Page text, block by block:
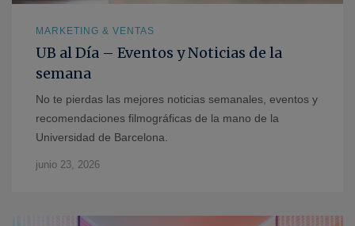
MARKETING & VENTAS
UB al Día – Eventos y Noticias de la
semana
No te pierdas las mejores noticias semanales, eventos y
recomendaciones filmográficas de la mano de la
Universidad de Barcelona.
junio 23, 2026